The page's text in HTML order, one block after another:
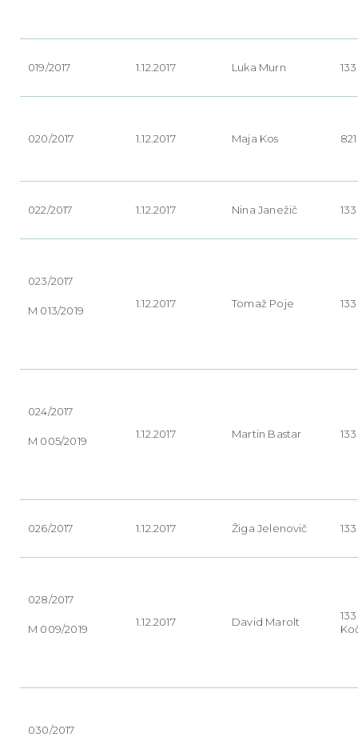
019/2017 1.12.2017 Luka Murn
020/2017 1.12.2017 Maja Kos
022/2017 1.12.2017 Nina Janežič
023/2017
M 013/2019
1.12.2017 Tomaž Poje
024/2017
M 005/2019
1.12.2017 Martin Bastar
026/2017 1.12.2017 Žiga Jelenovič
028/2017
M 009/2019
1.12.2017 David Marolt
030/2017